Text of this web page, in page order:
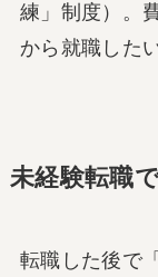
練」制度）。
から就職した
未経験転職
転職した後で